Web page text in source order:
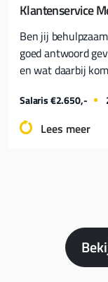
Klantenservice
Ben jij
goed antwoord
en wat daarbij
Salaris €2.650,-
Lees meer